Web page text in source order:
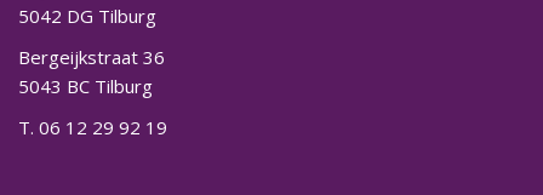
5042 DG Tilburg
Bergeijkstraat 36
5043 BC Tilburg
T. 06 12 29 92 19